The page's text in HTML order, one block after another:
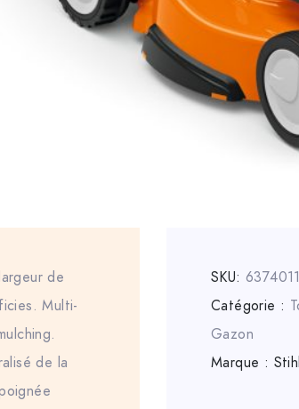
de
Multi-
de la
SKU:
Catégorie :
Gazon
Marque : Stihl